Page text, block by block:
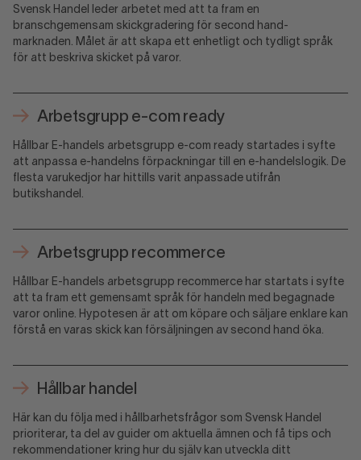
Svensk Handel leder arbetet med att ta fram en
branschgemensam skickgradering för second hand-
marknaden. Målet är att skapa ett enhetligt och tydligt språk
för att beskriva skicket på varor.
Arbetsgrupp e-com ready
Hållbar E-handels arbetsgrupp e-com ready startades i syfte
att anpassa e-handelns förpackningar till en e-handelslogik. De
flesta varukedjor har hittills varit anpassade utifrån
butikshandel.
Arbetsgrupp recommerce
Hållbar E-handels arbetsgrupp recommerce har startats i syfte
att ta fram ett gemensamt språk för handeln med begagnade
varor online. Hypotesen är att om köpare och säljare enklare kan
förstå en varas skick kan försäljningen av second hand öka.
Hållbar handel
Här kan du följa med i hållbarhetsfrågor som Svensk Handel
prioriterar, ta del av guider om aktuella ämnen och få tips och
rekommendationer kring hur du själv kan utveckla ditt